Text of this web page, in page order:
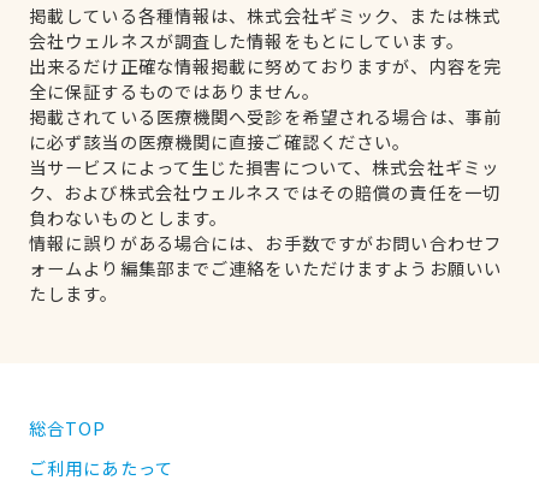
掲載している各種情報は、株式会社ギミック、または株式
会社ウェルネスが調査した情報をもとにしています。
出来るだけ正確な情報掲載に努めておりますが、内容を完
全に保証するものではありません。
掲載されている医療機関へ受診を希望される場合は、事前
に必ず該当の医療機関に直接ご確認ください。
当サービスによって生じた損害について、株式会社ギミッ
ク、および株式会社ウェルネスではその賠償の責任を一切
負わないものとします。
情報に誤りがある場合には、お手数ですがお問い合わせフ
ォームより編集部までご連絡をいただけますようお願いい
たします。
総合TOP
ご利用にあたって